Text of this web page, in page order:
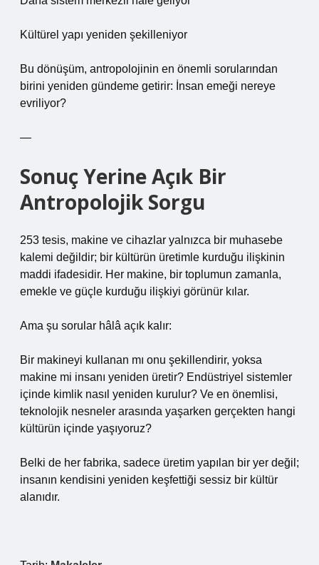
Kültürel yapı yeniden şekilleniyor
Bu dönüşüm, antropolojinin en önemli sorularından
birini yeniden gündeme getirir: İnsan emeği nereye
evriliyor?
—
Sonuç Yerine Açık Bir
Antropolojik Sorgu
253 tesis, makine ve cihazlar yalnızca bir muhasebe
kalemi değildir; bir kültürün üretimle kurduğu ilişkinin
maddi ifadesidir. Her makine, bir toplumun zamanla,
emekle ve güçle kurduğu ilişkiyi görünür kılar.
Ama şu sorular hâlâ açık kalır:
Bir makineyi kullanan mı onu şekillendirir, yoksa
makine mi insanı yeniden üretir? Endüstriyel sistemler
içinde kimlik nasıl yeniden kurulur? Ve en önemlisi,
teknolojik nesneler arasında yaşarken gerçekten hangi
kültürün içinde yaşıyoruz?
Belki de her fabrika, sadece üretim yapılan bir yer değil;
insanın kendisini yeniden keşfettiği sessiz bir kültür
alanıdır.